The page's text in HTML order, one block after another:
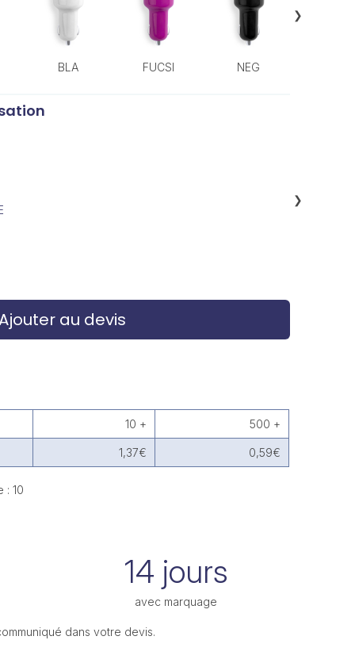
BLA FUCSI NEG
❯
❯
au devis
10 + 500 +
1,37€ 0,59€
: 10
14 jours
avec marquage
dans votre devis.